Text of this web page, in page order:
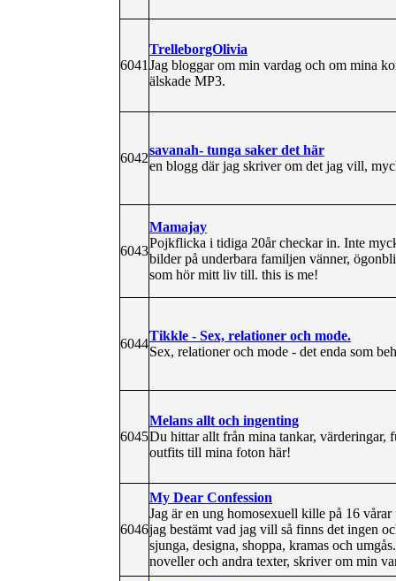
6041
TrelleborgOlivia
Jag bloggar om min vardag och om mina
älskade MP3.
6042
savanah- tunga saker det här
en blogg där jag skriver om det jag vill,
6043
Mamajay
Pojkflicka i tidiga 20år checkar in. Inte
bilder på underbara familjen vänner,
som hör mitt liv till. this is me!
6044
Tikkle - Sex, relationer och mode.
Sex, relationer och mode - det enda som
6045
Melans allt och ingenting
Du hittar allt från mina tankar, värderingar,
outfits till mina foton här!
6046
My Dear Confession
Jag är en ung homosexuell kille på 16
jag bestämt vad jag vill så finns det ingen
sjunga, designa, shoppa, kramas och
noveller och andra texter, skriver om min